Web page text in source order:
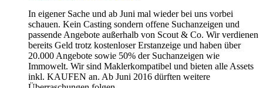
In eigener Sache und ab Juni mal wieder bei uns vorbei
schauen. Kein Casting sondern offene Suchanzeigen und
passende Angebote außerhalb von Scout & Co. Wir verdienen
bereits Geld trotz kostenloser Erstanzeige und haben über
20.000 Angebote sowie 50% der Suchanzeigen wie
Immowelt. Wir sind Maklerkompatibel und bieten alle Assets
inkl. KAUFEN an. Ab Juni 2016 dürften weitere